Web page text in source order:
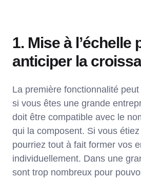
1. Mise à l’échelle
anticiper la
La première fonctionnalité
si vous êtes une grande
doit être compatible avec le
qui la composent. Si vous
pourriez tout à fait former vos
individuellement. Dans une
sont trop nombreux pour